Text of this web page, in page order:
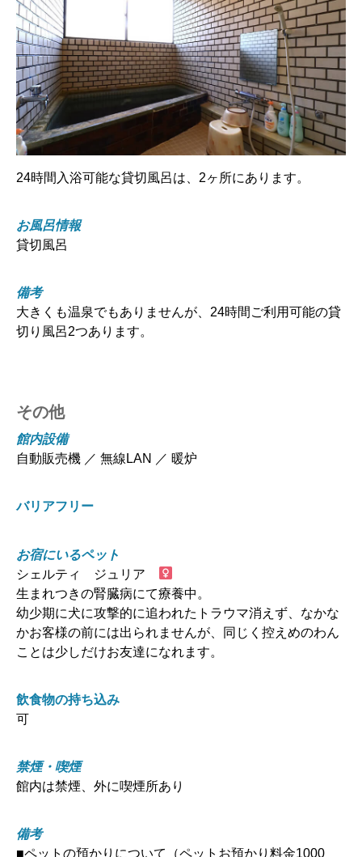
24時間入浴可能な貸切風呂は、2ヶ所にあります。
お風呂情報
貸切風呂
備考
大きくも温泉でもありませんが、24時間ご利用可能の貸
切り風呂2つあります。
その他
館内設備
自動販売機 ／ 無線LAN ／ 暖炉
バリアフリー
お宿にいるペット
シェルティ ジュリア
生まれつきの腎臓病にて療養中。
幼少期に犬に攻撃的に追われたトラウマ消えず、なかな
かお客様の前には出られませんが、同じく控えめのわん
ことは少しだけお友達になれます。
飲食物の持ち込み
可
禁煙・喫煙
館内は禁煙、外に喫煙所あり
備考
■ペットの預かりについて（ペットお預かり料金1000